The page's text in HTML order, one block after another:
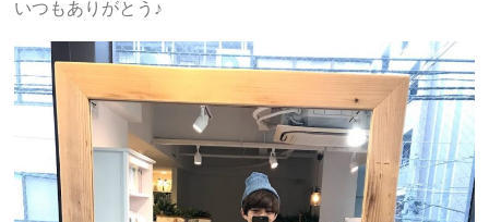
いつもありがとう♪